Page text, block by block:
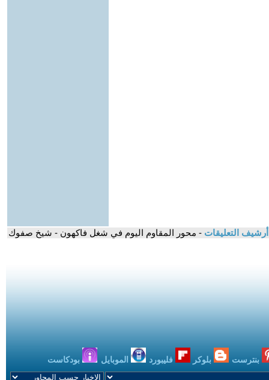
أرشيف التعليقات - محور المقاوم اليوم في شغل فاكهون - شيخ صفوك
بنترست بلوكر فليبورد الموبايل بودكاست